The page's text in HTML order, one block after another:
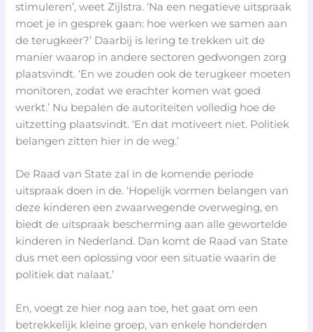
stimuleren’, weet Zijlstra. ‘Na een negatieve uitspraak
moet je in gesprek gaan: hoe werken we samen aan
de terugkeer?’ Daarbij is lering te trekken uit de
manier waarop in andere sectoren gedwongen zorg
plaatsvindt. ‘En we zouden ook de terugkeer moeten
monitoren, zodat we erachter komen wat goed
werkt.’ Nu bepalen de autoriteiten volledig hoe de
uitzetting plaatsvindt. ‘En dat motiveert niet. Politiek
belangen zitten hier in de weg.’
De Raad van State zal in de komende periode
uitspraak doen in de. ‘Hopelijk vormen belangen van
deze kinderen een zwaarwegende overweging, en
biedt de uitspraak bescherming aan alle gewortelde
kinderen in Nederland. Dan komt de Raad van State
dus met een oplossing voor een situatie waarin de
politiek dat nalaat.’
En, voegt ze hier nog aan toe, het gaat om een
betrekkelijk kleine groep, van enkele honderden